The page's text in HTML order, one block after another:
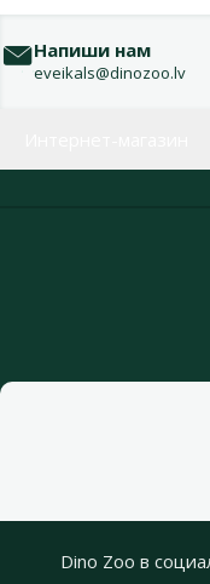
Напиши нам
eveikals@dinozoo.lv
Dino Zoo в